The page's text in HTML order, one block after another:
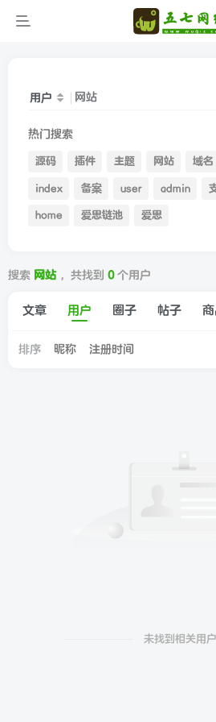
用户
热门搜索
源码 插件 主题 网站 域名
index 备案 user admin
home 爱思链池 爱思
搜索 网站，共找到 0个用户
文章 用户 圈子 帖子
排序 昵称 注册时间
未找到相关用户